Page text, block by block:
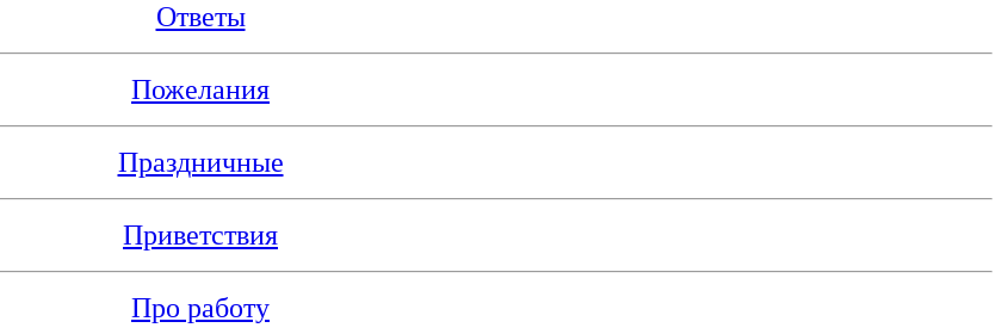
Ответы
Пожелания
Праздничные
Приветствия
Про работу